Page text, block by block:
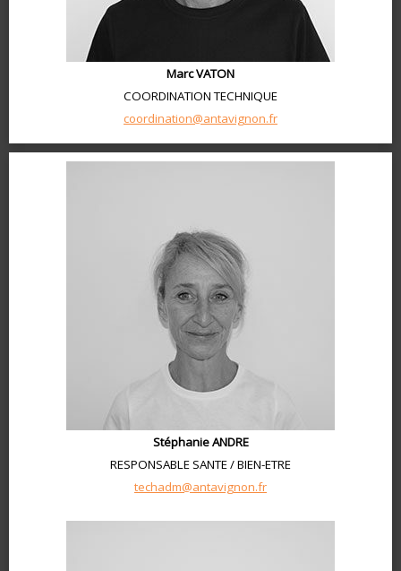
Marc VATON
COORDINATION TECHNIQUE
coordination@antavignon.fr
Stéphanie ANDRE
RESPONSABLE SANTE / BIEN-ETRE
techadm@antavignon.fr